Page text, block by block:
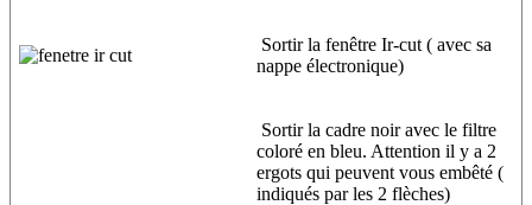
Sortir la fenêtre Ir-cut ( avec sa
nappe électronique)
Sortir la cadre noir avec le filtre
coloré en bleu. Attention il y a 2
ergots qui peuvent vous embêté (
indiqués par les 2 flèches)